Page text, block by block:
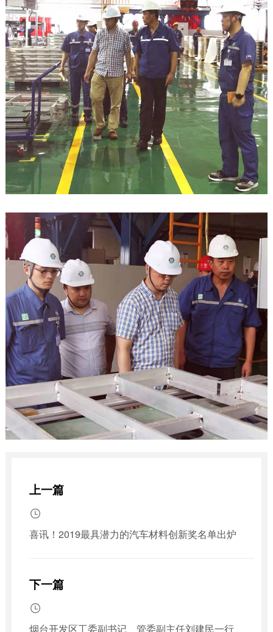
上一篇

喜讯！2019最具潜力的汽车材料创新奖名单出炉
下一篇

烟台开发区工委副书记、管委副主任刘建民一行